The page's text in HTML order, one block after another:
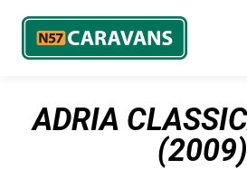
ADRIA
(2009)
Menu
Inkoop